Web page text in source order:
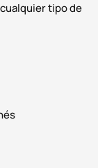
tipo de